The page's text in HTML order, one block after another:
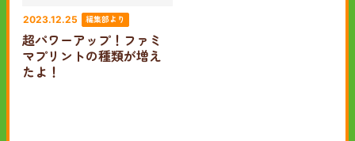
2023.12.25 編集部より
超パワーアップ！ファミ
マプリントの種類が増え
たよ！